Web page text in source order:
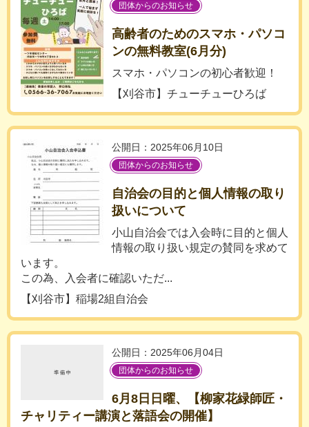
団体からのお知らせ
高齢者のためのスマホ・パソコ
ンの無料教室(6月分)
スマホ・パソコンの初心者歓迎！
【刈谷市】チューチューひろば
公開日：2025年06月10日
団体からのお知らせ
自治会の目的と個人情報の取り
扱いについて
小山自治会では入会時に目的と個人
情報の取り扱い規定の賛同を求めて
います。
この為、入会者に確認いただ...
【刈谷市】稲場2組自治会
公開日：2025年06月04日
団体からのお知らせ
6月8日日曜、【柳家花緑師匠・
チャリティー講演と落語会の開催】